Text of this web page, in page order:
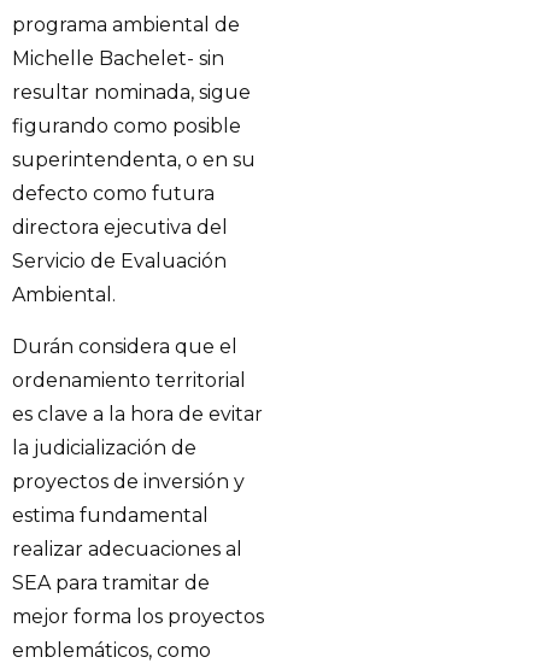
programa ambiental de
Michelle Bachelet- sin
resultar nominada, sigue
figurando como posible
superintendenta, o en su
defecto como futura
directora ejecutiva del
Servicio de Evaluación
Ambiental.
Durán considera que el
ordenamiento territorial
es clave a la hora de evitar
la judicialización de
proyectos de inversión y
estima fundamental
realizar adecuaciones al
SEA para tramitar de
mejor forma los proyectos
emblemáticos, como